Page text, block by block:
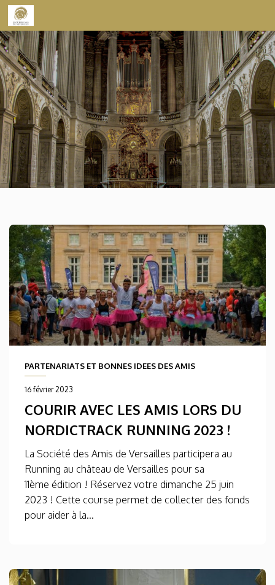
Skip to content
PARTENARIATS ET BONNES IDEES DES AMIS
16 février 2023
COURIR AVEC LES AMIS LORS DU
NORDICTRACK RUNNING 2023 !
La Société des Amis de Versailles participera au
Running au château de Versailles pour sa
11ème édition ! Réservez votre dimanche 25 juin
2023 ! Cette course permet de collecter des fonds
pour aider à la...